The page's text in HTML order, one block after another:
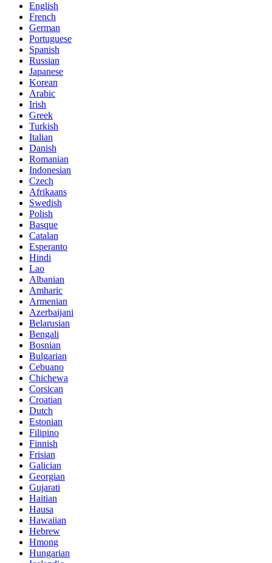
English
French
German
Portuguese
Spanish
Russian
Japanese
Korean
Arabic
Irish
Greek
Turkish
Italian
Danish
Romanian
Indonesian
Czech
Afrikaans
Swedish
Polish
Basque
Catalan
Esperanto
Hindi
Lao
Albanian
Amharic
Armenian
Azerbaijani
Belarusian
Bengali
Bosnian
Bulgarian
Cebuano
Chichewa
Corsican
Croatian
Dutch
Estonian
Filipino
Finnish
Frisian
Galician
Georgian
Gujarati
Haitian
Hausa
Hawaiian
Hebrew
Hmong
Hungarian